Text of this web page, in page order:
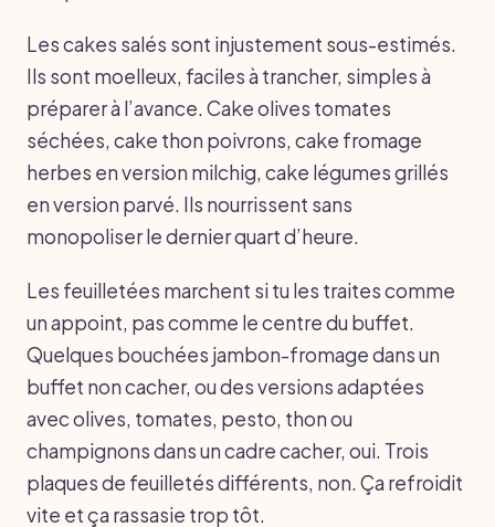
Les cakes salés sont injustement sous-estimés.
Ils sont moelleux, faciles à trancher, simples à
préparer à l’avance. Cake olives tomates
séchées, cake thon poivrons, cake fromage
herbes en version milchig, cake légumes grillés
en version parvé. Ils nourrissent sans
monopoliser le dernier quart d’heure.
Les feuilletées marchent si tu les traites comme
un appoint, pas comme le centre du buffet.
Quelques bouchées jambon-fromage dans un
buffet non cacher, ou des versions adaptées
avec olives, tomates, pesto, thon ou
champignons dans un cadre cacher, oui. Trois
plaques de feuilletés différents, non. Ça refroidit
vite et ça rassasie trop tôt.